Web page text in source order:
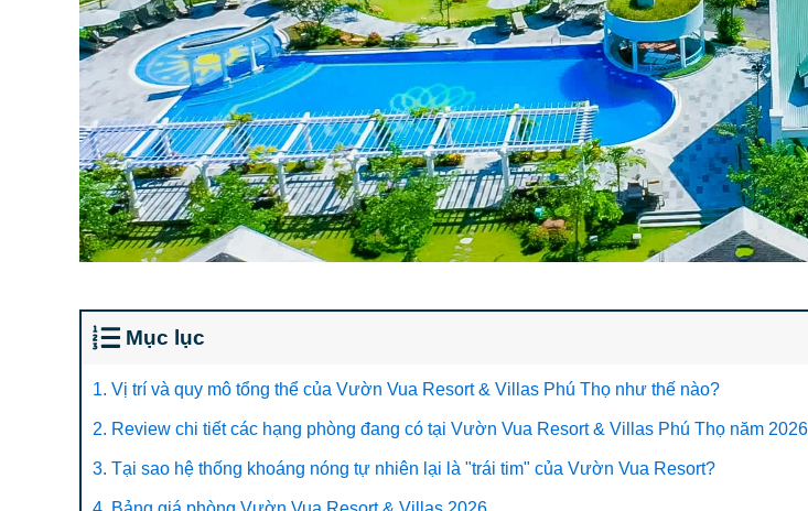
Mục lục
1. Vị trí và quy mô tổng thể của Vườn Vua Resort & Villas Phú Thọ như thế nào?
2. Review chi tiết các hạng phòng đang có tại Vườn Vua Resort & Villas Phú Thọ năm
3. Tại sao hệ thống khoáng nóng tự nhiên lại là "trái tim" của Vườn Vua Resort?